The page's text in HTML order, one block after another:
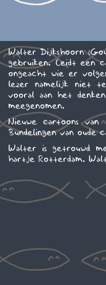
Walter Dijkshoorn
gebruiken. Leidt een
ongeacht wie er
lezer namelijk niet te
vooral aan het
meegenomen.
Nieuwe cartoons
Bundelingen van
Walter is getrouwd
hartje Rotterdam.